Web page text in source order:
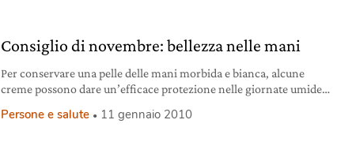
Consiglio di novembre: bellezza nelle mani
Per conservare una pelle delle mani morbida e bianca, alcune
creme possono dare un’efficace protezione nelle giornate umide e
Persone e salute 11 gennaio 2010